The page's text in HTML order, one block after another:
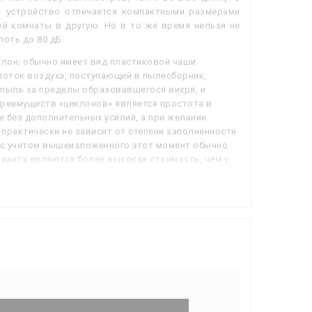
отличается компактными размерами
комнаты в другую. Но в то же время нельзя не
до 80 дБ.
обычно имеет вид пластиковой чаши
воздуха, поступающий в пылесборник,
за пределы образовавшегося вихря, и
«циклонов» является простота в
дополнительных усилий, а при желании
не зависит от степени заполненности
учетом вышеизложенного этот момент обычно
являются более высокая стоимость, чем у
а также несколько меньшая
оснащать дополнительными фильтрами,
системы наиболее эффективны при